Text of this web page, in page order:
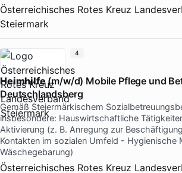
Österreichisches Rotes Kreuz
Steiermark
Heimhilfe(m/w/d) Mobile Pflege und
Deutschlandsberg
Gemäß Steiermärkischem
insbesondere: Hauswirtschaftliche
Aktivierung (z. B. Anregung zur
Kontakten im sozialen Umfeld - Hygienische
Wäschegebarung)
Österreichisches Rotes Kreuz
4